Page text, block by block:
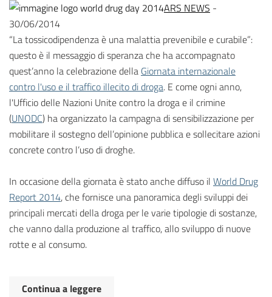
ARS NEWS -
30/06/2014
“La tossicodipendenza è una malattia prevenibile e curabile”:
questo è il messaggio di speranza che ha accompagnato
quest’anno la celebrazione della Giornata internazionale
contro l'uso e il traffico illecito di droga. E come ogni anno,
l'Ufficio delle Nazioni Unite contro la droga e il crimine
(UNODC) ha organizzato la campagna di sensibilizzazione per
mobilitare il sostegno dell’opinione pubblica e sollecitare azioni
concrete contro l’uso di droghe.
In occasione della giornata è stato anche diffuso il World Drug
Report 2014, che fornisce una panoramica degli sviluppi dei
principali mercati della droga per le varie tipologie di sostanze,
che vanno dalla produzione al traffico, allo sviluppo di nuove
rotte e al consumo.
Continua a leggere